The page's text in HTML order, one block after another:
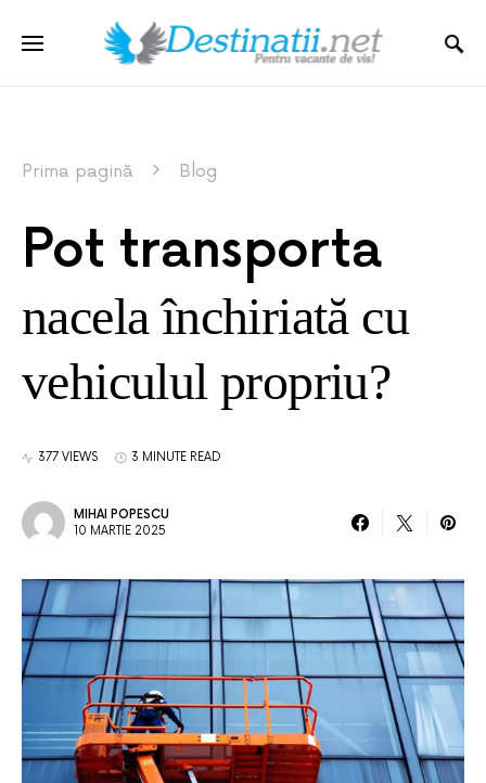
Prima pagină Blog
Pot transporta
nacela închiriată cu
vehiculul propriu?
377 VIEWS 3 MINUTE READ
MIHAI POPESCU
10 MARTIE 2025